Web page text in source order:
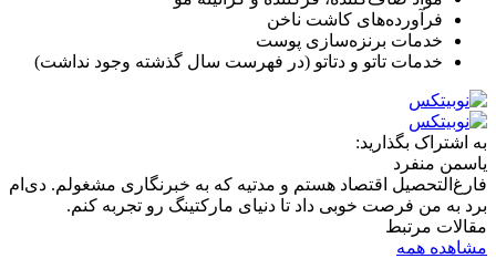
فرآورده‌های کاشت ناخن
خدمات برنزه‌سازی پوست
خدمات تاتو و دتاتو (در فهرست سال گذشته وجود نداشت)
به اشتراک بگذارید:
یاسمن منفرد
فارغ‌التحصیل اقتصاد هستم و مدتیه که به خبرنگاری مشغولم. دی‌ام
برد به من فرصت خوبی داد تا دنیای مارکتینگ رو تجربه کنم.
مقالات مرتبط
مشاهده همه